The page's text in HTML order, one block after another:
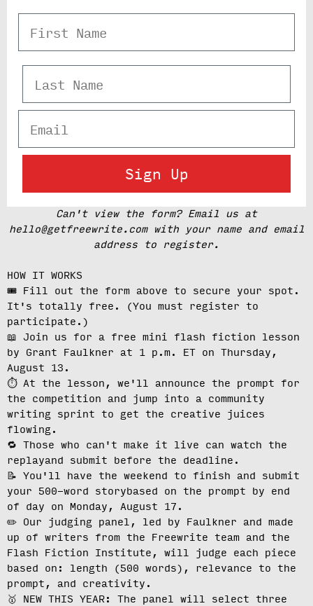
First Name
Last Name
Email
Sign Up
Can't view the form? Email us at
hello@getfreewrite.com with your name and email
address to register.
HOW IT WORKS
🎟️ Fill out the form above to secure your spot.
It's totally free.
(You must register to
participate.)
📖 Join us for a free mini flash fiction lesson
by Grant Faulkner at 1 p.m. ET on Thursday,
August 13 .
⏱️ At the lesson, we'll announce the prompt for
the competition and jump into a community
writing sprint to get the creative juices
flowing.
🔁 Those who can't make it live can watch the
replayand submit before the deadline.
📝 You'll have the weekend to finish and submit
your 500-word storybased on the prompt by end
of day on Monday, August 17.
✏️ Our judging panel, led by Faulkner and made
up of writers from the Freewrite team and the
Flash Fiction Institute, will judge each piece
based on: length (500 words), relevance to the
prompt, and creativity.
🥇 NEW THIS YEAR: The panel will select three